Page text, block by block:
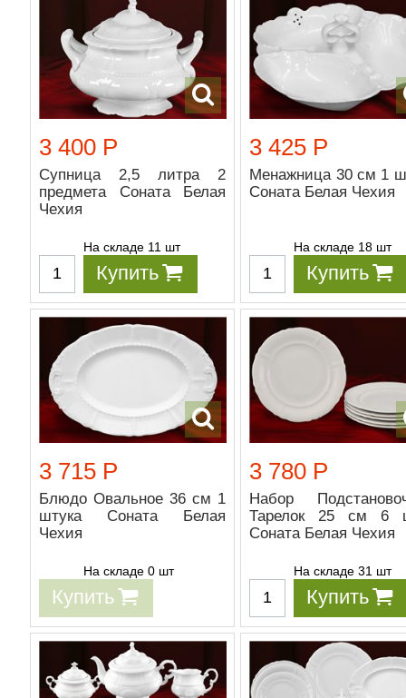
3 400 Р
Супница 2,5 литра 2
предмета Соната Белая
Чехия
На складе 11 шт
Купить
3 425 Р
Менажница 30 см 1
Соната Белая Чехия
На складе 18 шт
Купить
3 715 Р
Блюдо Овальное 36 см 1
штука Соната Белая
Чехия
На складе 0 шт
Купить
3 780 Р
Набор
Тарелок 25 см 6
Соната Белая Чехия
На складе 31 шт
Купить